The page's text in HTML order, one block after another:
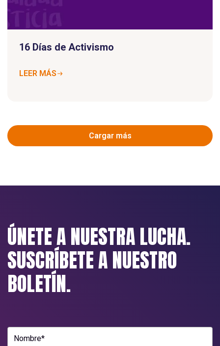
16 Días de Activismo
LEER MÁS
Cargar más
ÚNETE A NUESTRA LUCHA.
SUSCRÍBETE A NUESTRO
BOLETÍN.
Nombre*